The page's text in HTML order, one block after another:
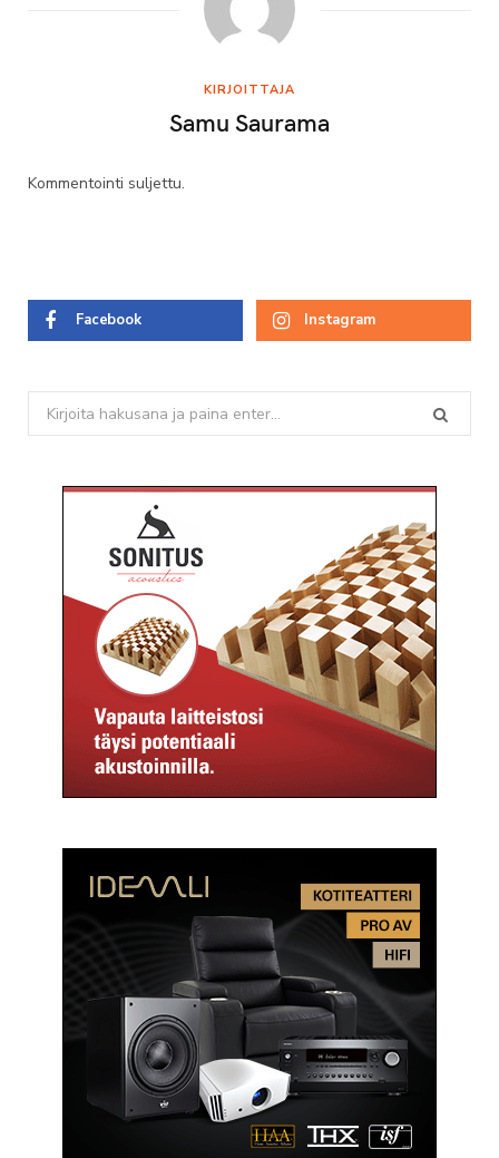
KIRJOITTAJA
Samu Saurama
Kommentointi suljettu.
Facebook Instagram
Search
for: